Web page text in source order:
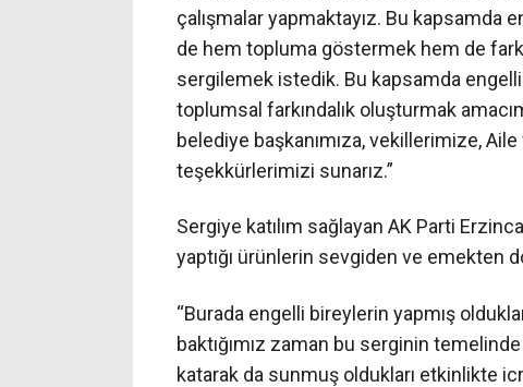
çalışmalar yapmaktayız. Bu kapsamda
de hem topluma göstermek hem de
sergilemek istedik. Bu kapsamda
toplumsal farkındalık oluşturmak
belediye başkanımıza, vekillerimize,
teşekkürlerimizi sunarız.”
Sergiye katılım sağlayan AK Parti
yaptığı ürünlerin sevgiden ve emekten
“Burada engelli bireylerin yapmış
baktığımız zaman bu serginin
katarak da sunmuş oldukları etkinlikte